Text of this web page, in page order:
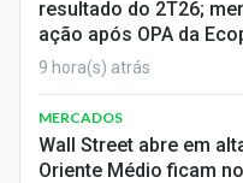
resultado do 2T26;
ação após OPA da
9 hora(s) atrás
MERCADOS
Wall Street abre em
Oriente Médio ficam